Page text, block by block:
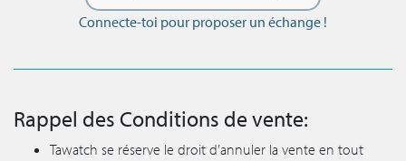
Connecte-toi pour proposer un échange !
Rappel des Conditions de vente:
Tawatch se réserve le droit d’annuler la vente en tout